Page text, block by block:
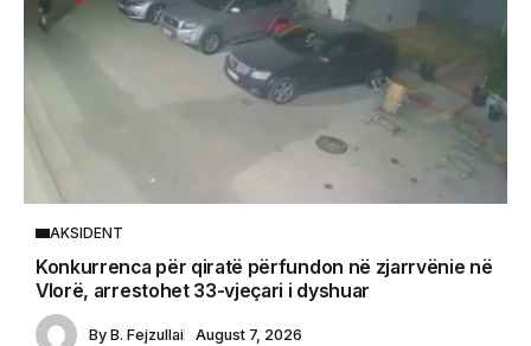
AKSIDENT
Konkurrenca për qiratë përfundon në zjarrvënie në
Vlorë, arrestohet 33-vjeçari i dyshuar
By B. Fejzullai August 7, 2026